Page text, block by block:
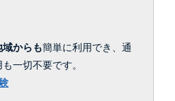
域からも簡単に利用でき、通
一切不要です。